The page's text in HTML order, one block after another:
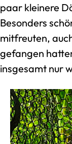
paar kleinere
Besonders
mitfreuten,
gefangen
insgesamt nur